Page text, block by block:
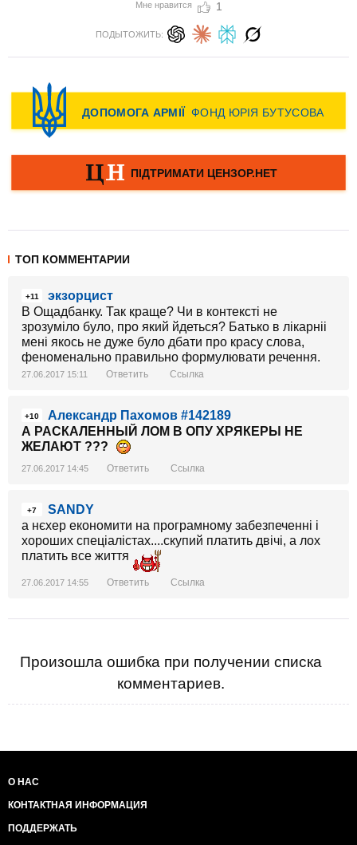
Мне нравится 1
ПОДЫТОЖИТЬ:
ТОП КОММЕНТАРИИ
+11
экзорцист
В Ощадбанку. Так краще? Чи в контексті не
зрозуміло було, про який йдеться? Батько в лікарніі
мені якось не дуже було дбати про красу слова,
феноменально правильно формулювати речення.
27.06.2017 15:11 Ответить Ссылка
+10
Александр Пахомов #142189
А РАСКАЛЕННЫЙ ЛОМ В ОПУ ХРЯКЕРЫ НЕ
ЖЕЛАЮТ ???
27.06.2017 14:45 Ответить Ссылка
+7
SANDY
а нєхер економити на програмному забезпеченні і
хороших спеціалістах....скупий платить двічі, а лох
платить все життя
27.06.2017 14:55 Ответить Ссылка
Произошла ошибка при получении списка
комментариев.
О НАС
КОНТАКТНАЯ ИНФОРМАЦИЯ
ПОДДЕРЖАТЬ